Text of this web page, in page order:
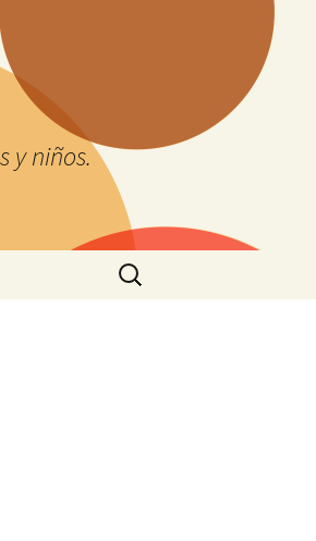
y niños.
Buscar: